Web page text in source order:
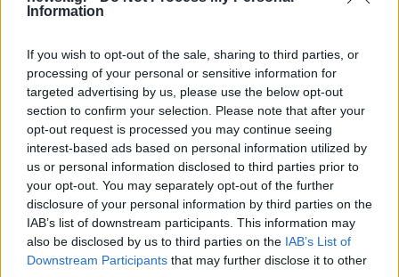
Information
If you wish to opt-out of the sale, sharing to third parties, or
processing of your personal or sensitive information for
targeted advertising by us, please use the below opt-out
section to confirm your selection. Please note that after your
opt-out request is processed you may continue seeing
interest-based ads based on personal information utilized by
us or personal information disclosed to third parties prior to
your opt-out. You may separately opt-out of the further
disclosure of your personal information by third parties on the
IAB’s list of downstream participants. This information may
also be disclosed by us to third parties on the IAB’s List of
Downstream Participants that may further disclose it to other
Παρ’ όλα αυτά, η μείωση των ημερήσιων
μολύνσεων έχει αρχίσει ναφέρνει μείωση και
στις ημερήσιες εισαγωγές στα νοσοκομεία
Από τις 12 Ιανουαρίου με το peak των 654 νέων
εισαγωγών, έως και εχθές οπότε 472 νέοι
ασθενείς εισήχθησαν στο ΕΣΥ, οι νέες
νοσηλείες παρουσιάζουν σταδιακή μείωση. Ο
μέσος όρος εισαγωγών του επταημέρου είναι
555 ασθενείς, μειωμένος κατά 23 ασθενείς από
τις 12 Ιανουαρίου.